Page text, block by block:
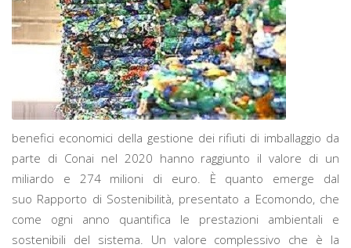
benefici economici della gestione dei rifiuti di imballaggio da
parte di Conai nel 2020 hanno raggiunto il valore di un
miliardo e 274 milioni di euro. È quanto emerge dal
suo Rapporto di Sostenibilità, presentato a Ecomondo, che
come ogni anno quantifica le prestazioni ambientali e
sostenibili del sistema. Un valore complessivo che è la